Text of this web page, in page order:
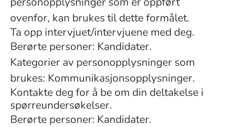
ovenfor, kan brukes til dette formålet.
Ta opp intervjuet/intervjuene med deg.
Berørte personer: Kandidater.
Kategorier av personopplysninger som
brukes: Kommunikasjonsopplysninger.
Kontakte deg for å be om din deltakelse i
spørreundersøkelser.
Berørte personer: Kandidater.